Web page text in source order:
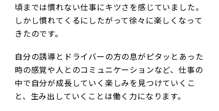
頃までは慣れない仕事にキツさを感じていました。
しかし慣れてくるにしたがって徐々に楽しくなって
きたのです。
自分の誘導とドライバーの方の息がピタッとあった
時の感覚や人とのコミュニケーションなど、仕事の
中で自分が成長していく楽しみを見つけていくこ
と、生み出していくことは働く力になります。